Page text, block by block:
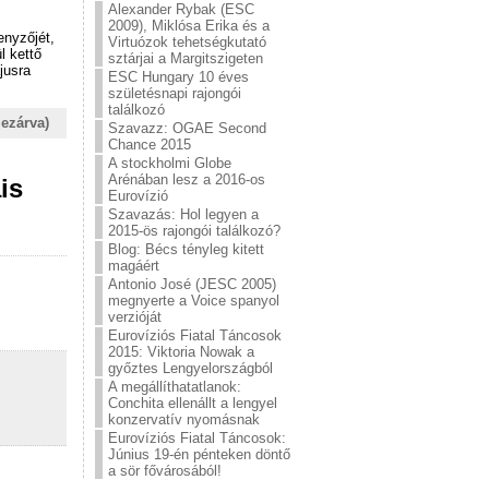
kettő
Alexander Rybak (ESC
2009), Miklósa Erika és a
Virtuózok tehetségkutató
sztárjai a Margitszigeten
ESC Hungary 10 éves
születésnapi rajongói
találkozó
Szavazz: OGAE Second
Chance 2015
A stockholmi Globe
Arénában lesz a 2016-os
Eurovízió
Szavazás: Hol legyen a
2015-ös rajongói találkozó?
Blog: Bécs tényleg kitett
magáért
Antonio José (JESC 2005)
megnyerte a Voice spanyol
verzióját
Eurovíziós Fiatal Táncosok
2015: Viktoria Nowak a
győztes Lengyelországból
A megállíthatatlanok:
Conchita ellenállt a lengyel
konzervatív nyomásnak
Eurovíziós Fiatal Táncosok:
Június 19-én pénteken döntő
a sör fővárosából!